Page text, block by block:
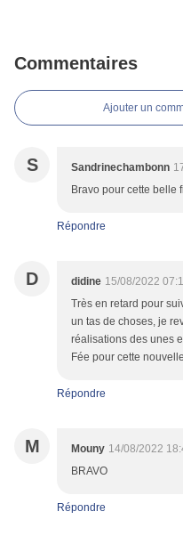
Commentaires
Ajouter un
S Sandrinechambonn
Bravo pour cette belle
Répondre
D didine 15/08/2022
Très en retard pour
un tas de choses, je
réalisations des unes
Fée pour cette
Répondre
M Mouny 14/08/2022
BRAVO
Répondre